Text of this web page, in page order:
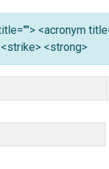
<acronym
<strong>